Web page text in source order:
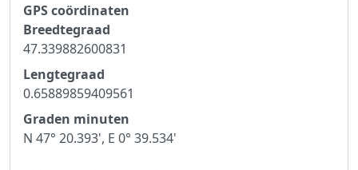
GPS coördinaten
Breedtegraad
47.339882600831
Lengtegraad
0.65889859409561
Graden minuten
N 47° 20.393', E 0° 39.534'